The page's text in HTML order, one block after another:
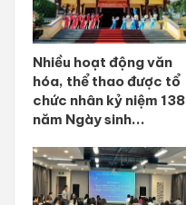
Nhiều hoạt động văn
hóa, thể thao được tổ
chức nhân kỷ niệm 138
năm Ngày sinh...